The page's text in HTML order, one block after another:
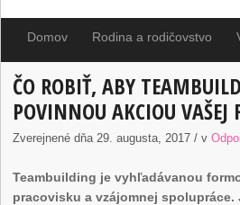
Domov Rodina a rodičovstvo
ČO ROBIŤ, ABY
POVINNOU AKCIOU VAŠEJ
Zverejnené dňa 29. augusta, 2017 / v
Teambuilding je vyhľadávanou
pracovisku a vzájomnej spolupráce.